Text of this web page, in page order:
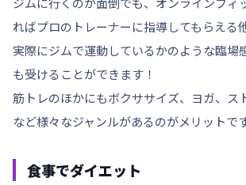
ればプロのトレーナーに指導してもらえる
実際にジムで運動しているかのような臨場
も受けることができます！
筋トレのほかにもボクササイズ、ヨガ、ス
など様々なジャンルがあるのがメリットです
食事でダイエット